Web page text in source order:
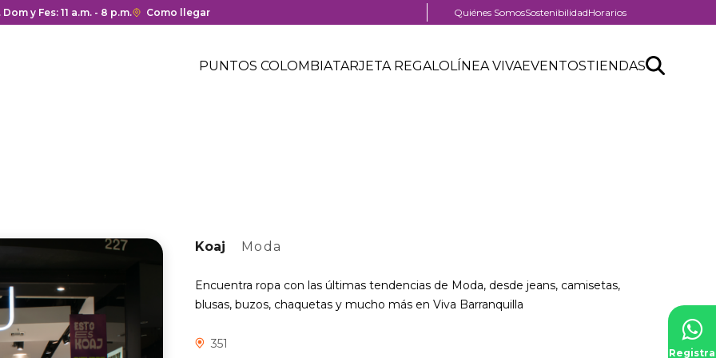
y cierre del centro comercial.
y Fes: 11 a.m. - 8 p.m.Enlace
Como llegar
Menú
Quiénes SomosSostenibilidadHorarios
Header
Menú
PUNTOS COLOMBIATARJETA REGALOLÍNEA VIVAEVENTOSTIENDASSearch
Buscar
Koaj Moda
Encuentra ropa con las últimas tendencias de Moda, desde jeans, camisetas,
blusas, buzos, chaquetas y mucho más en Viva Barranquilla
351
Registra